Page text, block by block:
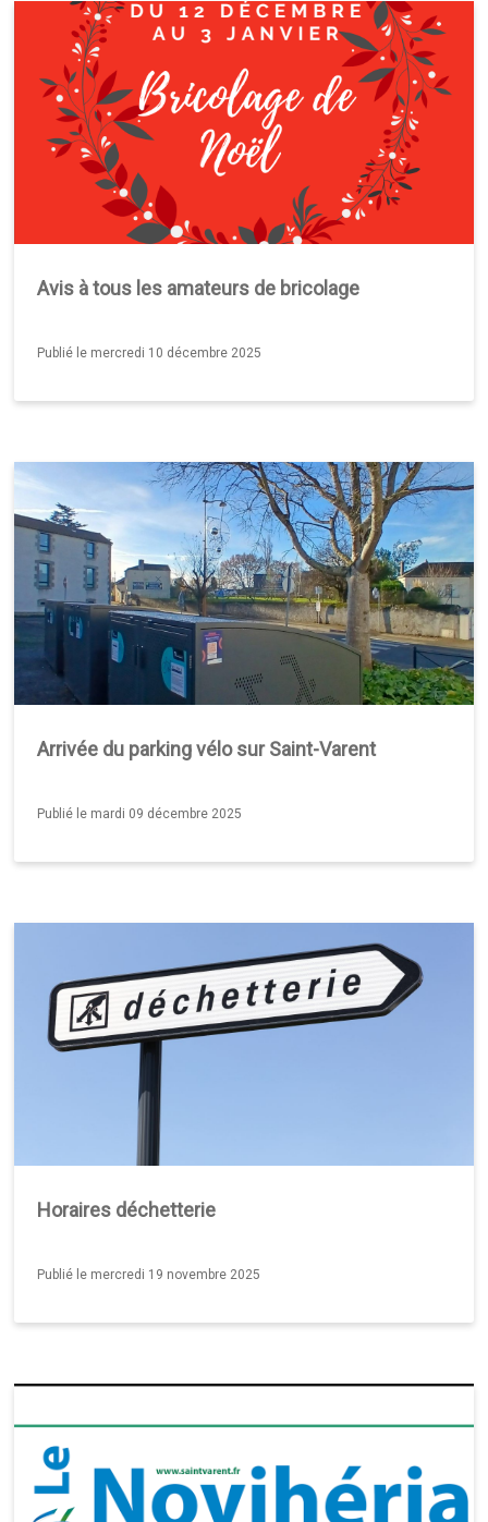
Avis à tous les amateurs de bricolage
Publié le mercredi 10 décembre 2025
Arrivée du parking vélo sur Saint-Varent
Publié le mardi 09 décembre 2025
Horaires déchetterie
Publié le mercredi 19 novembre 2025